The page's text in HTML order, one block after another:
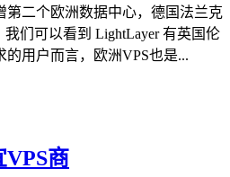
第二个欧洲数据中心，德国法兰克
们可以看到 LightLayer 有英国伦
用户而言，欧洲VPS也是...
VPS商